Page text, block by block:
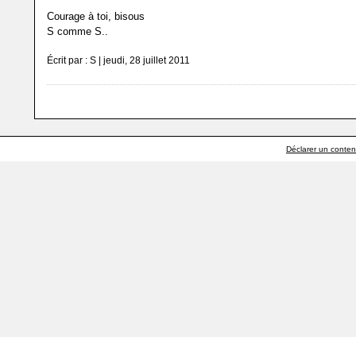
Courage à toi, bisous
S comme S..
Écrit par : S | jeudi, 28 juillet 2011
Déclarer un